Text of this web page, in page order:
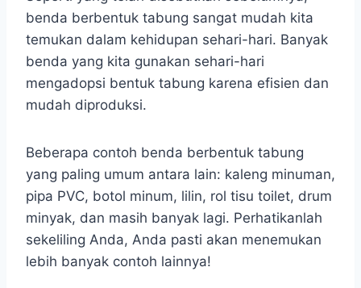
benda berbentuk tabung sangat mudah kita
temukan dalam kehidupan sehari-hari. Banyak
benda yang kita gunakan sehari-hari
mengadopsi bentuk tabung karena efisien dan
mudah diproduksi.
Beberapa contoh benda berbentuk tabung
yang paling umum antara lain: kaleng minuman,
pipa PVC, botol minum, lilin, rol tisu toilet, drum
minyak, dan masih banyak lagi. Perhatikanlah
sekeliling Anda, Anda pasti akan menemukan
lebih banyak contoh lainnya!